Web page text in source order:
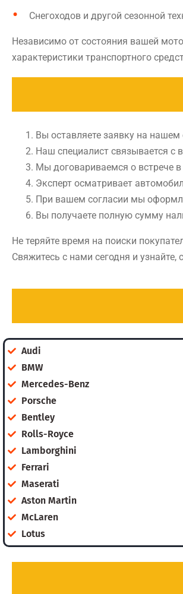
Снегоходов и другой сезонной
Независимо от состояния вашей
характеристики транспортного
Вы оставляете заявку на
Наш специалист связывается с
Мы договариваемся о встрече
Эксперт осматривает
При вашем согласии мы
Вы получаете полную сумму
Не теряйте время на поиски
Свяжитесь с нами сегодня и
Audi
BMW
Mercedes-Benz
Porsche
Bentley
Rolls-Royce
Lamborghini
Ferrari
Maserati
Aston Martin
McLaren
Lotus